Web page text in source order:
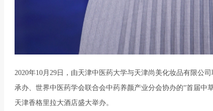
2020年10月29日，由天津中医药大学与天津尚美化妆品有限公
承办、世界中医药学会联合会中药养颜产业分会协办的“首届中
天津香格里拉大酒店盛大举办。